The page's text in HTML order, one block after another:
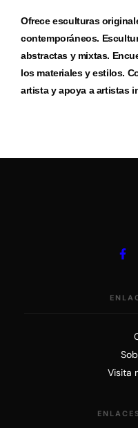
Ofrece esculturas
contemporáneos.
abstractas y mixtas.
los materiales y estilos.
artista y apoya a artistas
Visita